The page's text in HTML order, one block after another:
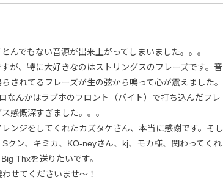
んでもない音源が出来上がってしまいました。。。
が、特に大好きなのはストリングスのフレーズです。音
されてるフレーズが生の弦から鳴って心が震えました。
なんかはラブホのフロント（バイト）で打ち込んだフレ
感慨深すぎました。。。
ンジをしてくれたカズタケさん、本当に感謝です。そし
クン、キミカ、KO-neyさん、kj、モカ様、関わってくれ
Thxを送りたいです。
せてくださいませ～！